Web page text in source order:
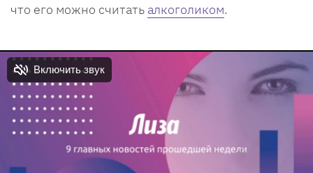
что его можно считать алкоголиком.